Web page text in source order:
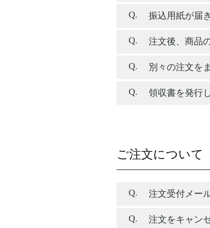
振込用紙が届
注文後、商品
別々の注文を
領収書を発行
ご注文について
注文受付メー
注文をキャン